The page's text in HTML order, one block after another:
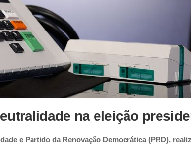
na eleição
e Partido da Renovação Democrática (PRD),